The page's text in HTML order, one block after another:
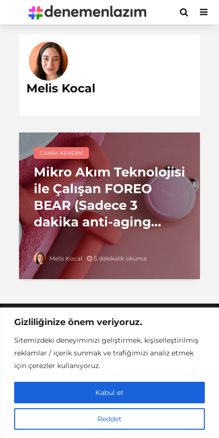
Gizliliğinize önem veriyoruz.
Sitemizdeki deneyiminizi geliştirmek, kişiselleştirilmiş
reklamlar / içerik sunmak ve trafiğimizi analiz etmek
için çerezler kullanıyoruz.
Reddet
Kabul et
Melis Kocal
CANIM KENDIM
Mikro Akım Teknolojisi
ile Çalışan FOREO
BEAR (Sadece 3
dakika anti-aging...
Melis Kocal 5 dakikalık okuma
Instant DCPC © Her Hakkı Saklıdır |
This work is licensed under aCreative
Commons Attribution-NonCommercial-NoDerivatives 4.0
International License.